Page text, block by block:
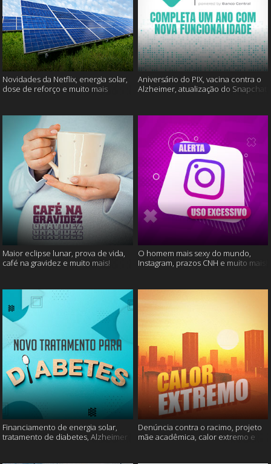
Novidades da Netflix, energia solar,
dose de reforço e muito mais
Aniversário do PIX, vacina contra o
Alzheimer, atualização do Snapchat
Maior eclipse lunar, prova de vida,
café na gravidez e muito mais!
O homem mais sexy do mundo,
Instagram, prazos CNH e muito mais!
Financiamento de energia solar,
tratamento de diabetes, Alzheimer
Denúncia contra o racimo, projeto
mãe acadêmica, calor extremo e